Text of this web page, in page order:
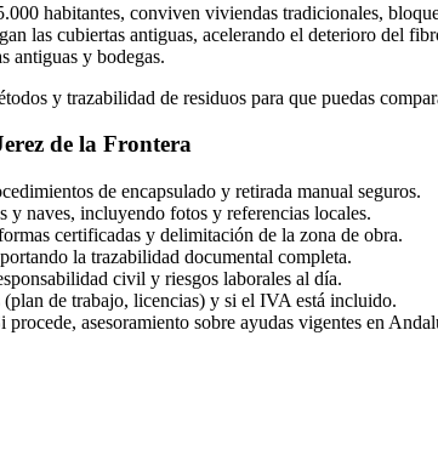
habitantes, conviven viviendas tradicionales,
las cubiertas antiguas, acelerando el deterioro del
antiguas y bodegas.
y trazabilidad de residuos para que puedas
de la Frontera
de encapsulado y retirada manual seguros.
y naves, incluyendo fotos y referencias locales.
certificadas y delimitación de la zona de obra.
la trazabilidad documental completa.
civil y riesgos laborales al día.
(plan de trabajo, licencias) y si el IVA está incluido.
asesoramiento sobre ayudas vigentes en